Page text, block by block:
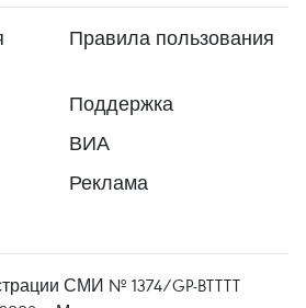
Правила пользования
Поддержка
ВИА
Реклама
СМИ № 1374/GP-BTTTT